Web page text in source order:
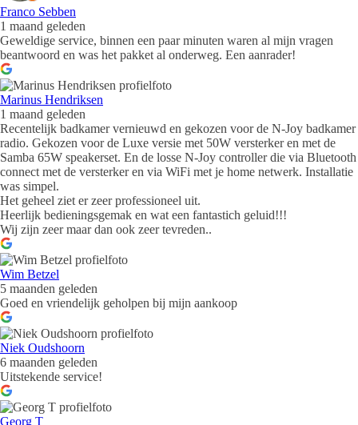
Franco Sebben
1 maand geleden
Geweldige service, binnen een paar minuten waren al mijn vragen
beantwoord en was het pakket al onderweg. Een aanrader!
Marinus Hendriksen
1 maand geleden
Recentelijk badkamer vernieuwd en gekozen voor de N-Joy badkamer
radio. Gekozen voor de Luxe versie met 50W versterker en met de
Samba 65W speakerset. En de losse N-Joy controller die via Bluetooth
connect met de versterker en via WiFi met je home netwerk. Installatie
was simpel.
Het geheel ziet er zeer professioneel uit.
Heerlijk bedieningsgemak en wat een fantastich geluid!!!
Wij zijn zeer maar dan ook zeer tevreden..
Wim Betzel
5 maanden geleden
Goed en vriendelijk geholpen bij mijn aankoop
Niek Oudshoorn
6 maanden geleden
Uitstekende service!
Georg T